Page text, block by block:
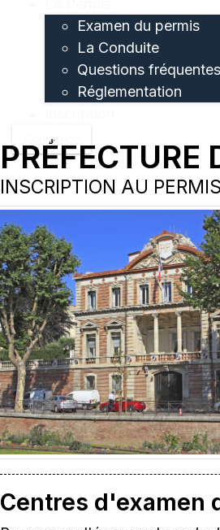
Examen du permis
La Conduite
Questions fréquentes
Réglementation
Connexion
PRÉFECTURE
INSCRIPTION AU
Centres d'examen